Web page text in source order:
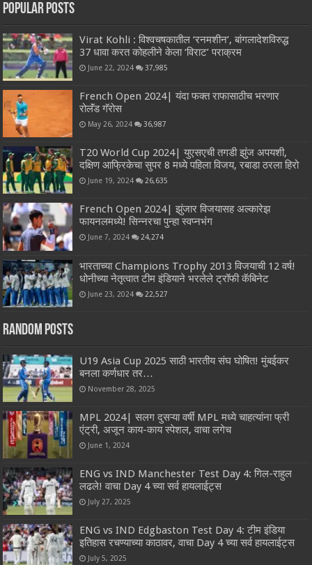
Popular Posts
Virat Kohli : विश्वचषकातील ‘रनमशीन’, बांगलादेशविरुद्ध
37 धावा करत कोहलीने केला ‘विराट’ पराक्रम
June 22, 2024 37,985
French Open 2024| यंदा फक्त राफासाठीच भरणार
रोलॅंड गॅरोस
May 26, 2024 36,987
T20 World Cup 2024| युएसएची तगडी झुंज अपयशी,
दक्षिण आफ्रिकेचा सुपर 8 मध्ये पहिला विजय, रबाडा ठरला हिरो
June 19, 2024 26,635
French Open 2024| झुंजार विजयासह अल्कारेझ
फायनलमध्ये! सिन्नरचा पुन्हा स्वप्नभंग
June 7, 2024 24,274
भारताच्या Champions Trophy 2013 विजयाची 12 वर्ष!
धोनीच्या नेतृत्वात टीम इंडियाने भरलेले ट्रॉफी कॅबिनेट
June 23, 2024 22,527
Random Posts
U19 Asia Cup 2025 साठी भारतीय संघ घोषित! मुंबईकर
बनला कर्णधार तर…
November 28, 2025
MPL 2024| सलग दुसऱ्या वर्षी MPL मध्ये चाहत्यांना फ्री
एंट्री, अजून काय-काय स्पेशल, वाचा लगेच
June 1, 2024
ENG vs IND Manchester Test Day 4: गिल-राहुल
लढले! वाचा Day 4 च्या सर्व हायलाईट्स
July 27, 2025
ENG vs IND Edgbaston Test Day 4: टीम इंडिया
इतिहास रचण्याच्या काठावर, वाचा Day 4 च्या सर्व हायलाईट्स
July 5, 2025